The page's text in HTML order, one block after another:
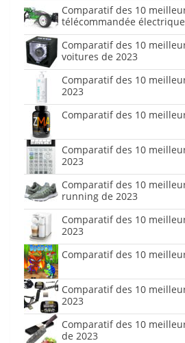
Comparatif des 10
télécommandée
Comparatif des 10
voitures de 2023
Comparatif des 10
2023
Comparatif des 10
Comparatif des 10
2023
Comparatif des 10
running de 2023
Comparatif des 10
2023
Comparatif des 10
Comparatif des 10
2023
Comparatif des 10
de 2023